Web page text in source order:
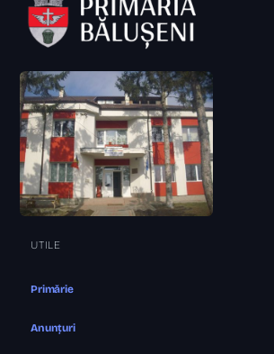
UTILE
Primărie
Anunțuri